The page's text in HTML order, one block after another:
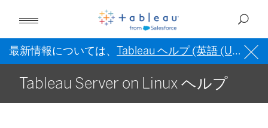
最新情報については、 Tableau ヘルプ (英語 (US)) を
Tableau Server on Linux ヘルプ